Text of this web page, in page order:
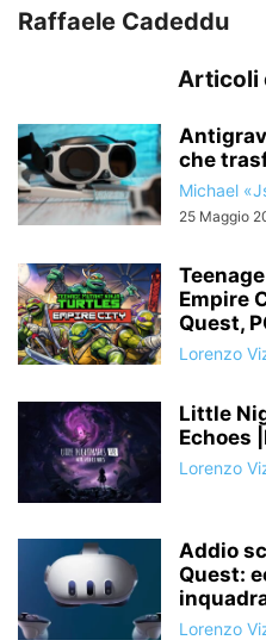
Raffaele Cadeddu
Articoli
che
Michael
25 Maggio
Empire
Quest,
Lorenzo
Little
Echoes
Lorenzo
Addio
Quest:
Lorenzo